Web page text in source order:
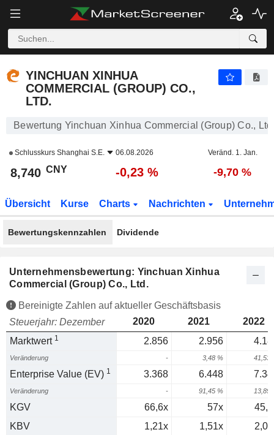
YINCHUAN XINHUA
COMMERCIAL (GROUP) CO.,
LTD.
Bewertung Yinchuan Xinhua Commercial (Group) Co.,
Schlusskurs Shanghai S.E. 06.08.2026 Veränd. 1. Jan.
8,740 CNY -0,23 % -9,70 %
Übersicht Kurse Charts Nachrichten
Bewertungskennzahlen Dividende
Unternehmensbewertung: Yinchuan Xinhua
Commercial (Group) Co., Ltd.
Bereinigte Zahlen auf aktueller Geschäftsbasis
Steuerjahr: Dezember
2020 2021
2022
Marktwert 1 2.856 2.956
Veränderung - 3,48 % 41,53
Enterprise Value (EV) 1 3.368 6.448
Veränderung - 91,45 % 13,89
KGV 66,6x 57x
KBV
1,21x 1,51x